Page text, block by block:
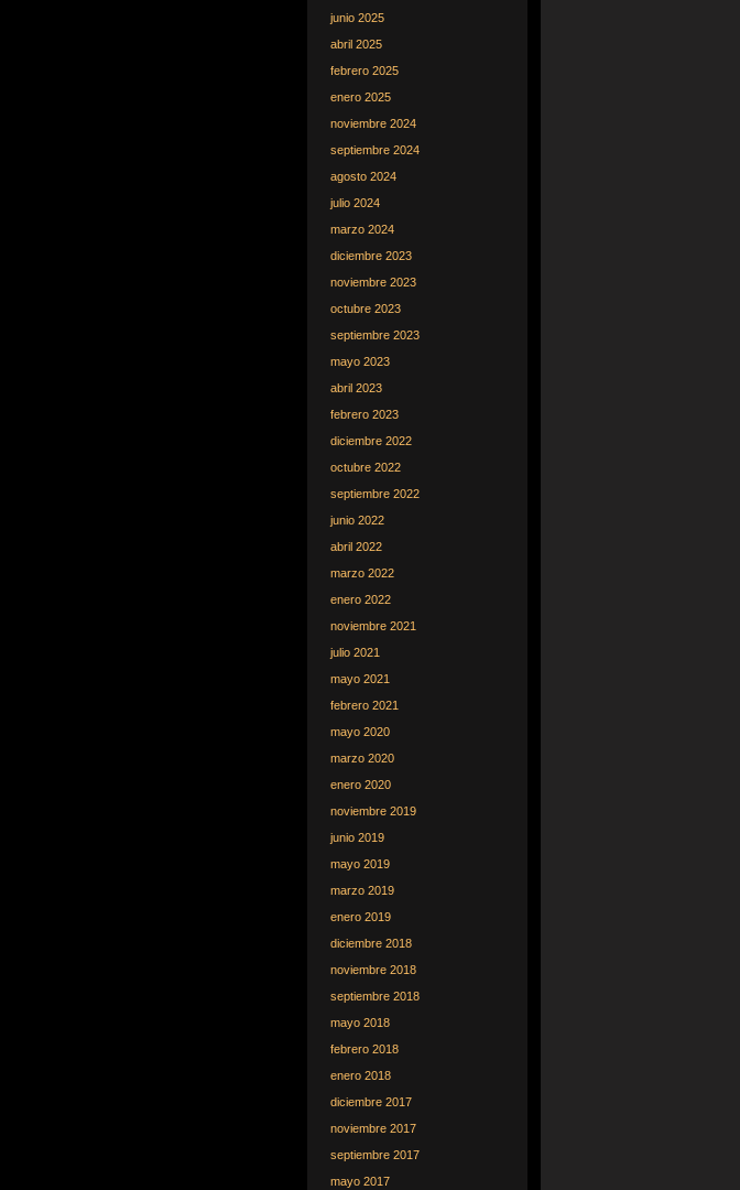
junio 2025
abril 2025
febrero 2025
enero 2025
noviembre 2024
septiembre 2024
agosto 2024
julio 2024
marzo 2024
diciembre 2023
noviembre 2023
octubre 2023
septiembre 2023
mayo 2023
abril 2023
febrero 2023
diciembre 2022
octubre 2022
septiembre 2022
junio 2022
abril 2022
marzo 2022
enero 2022
noviembre 2021
julio 2021
mayo 2021
febrero 2021
mayo 2020
marzo 2020
enero 2020
noviembre 2019
junio 2019
mayo 2019
marzo 2019
enero 2019
diciembre 2018
noviembre 2018
septiembre 2018
mayo 2018
febrero 2018
enero 2018
diciembre 2017
noviembre 2017
septiembre 2017
mayo 2017